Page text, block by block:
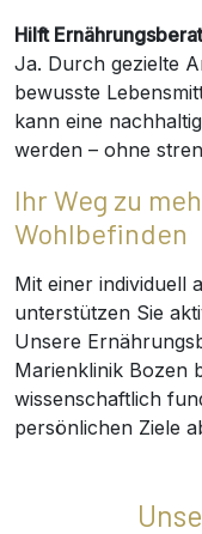
Hilft
Ja. Durch gezielte
bewusste
kann eine
werden – ohne
Ihr Weg zu
Wohlbefinden
Mit einer individuell
unterstützen Sie
Unsere
Marienklinik Bozen
wissenschaftlich
persönlichen Ziele